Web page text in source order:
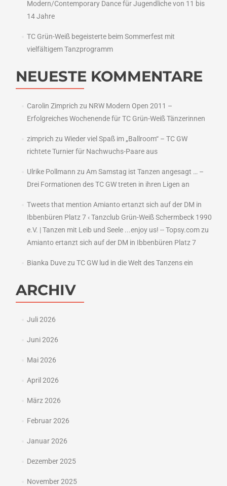
Modern/Contemporary Dance für Jugendliche von 11 bis
14 Jahre
TC Grün-Weiß begeisterte beim Sommerfest mit
vielfältigem Tanzprogramm
NEUESTE KOMMENTARE
Carolin Zimprich zu NRW Modern Open 2011 –
Erfolgreiches Wochenende für TC Grün-Weiß Tänzerinnen
zimprich zu Wieder viel Spaß im „Ballroom“ – TC GW
richtete Turnier für Nachwuchs-Paare aus
Ulrike Pollmann zu Am Samstag ist Tanzen angesagt … –
Drei Formationen des TC GW treten in ihren Ligen an
Tweets that mention Amianto ertanzt sich auf der DM in
Ibbenbüren Platz 7 ‹ Tanzclub Grün-Weiß Schermbeck 1990
e.V. | Tanzen mit Leib und Seele ...enjoy us! -- Topsy.comzu
Amianto ertanzt sich auf der DM in Ibbenbüren Platz 7
Bianka Duvezu TC GW lud in die Welt des Tanzens ein
ARCHIV
Juli 2026
Juni 2026
Mai 2026
April 2026
März 2026
Februar 2026
Januar 2026
Dezember 2025
November 2025